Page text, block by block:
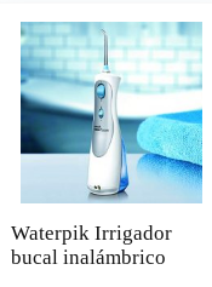
Waterpik Irrigador
bucal inalámbrico